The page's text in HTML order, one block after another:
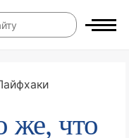
же, что